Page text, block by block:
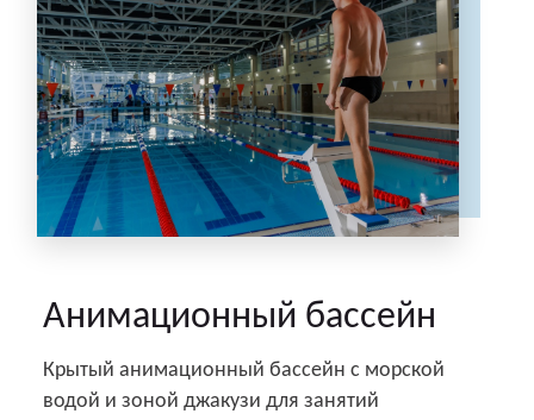
Анимационный бассейн
Крытый анимационный бассейн с морской
водой и зоной джакузи для занятий